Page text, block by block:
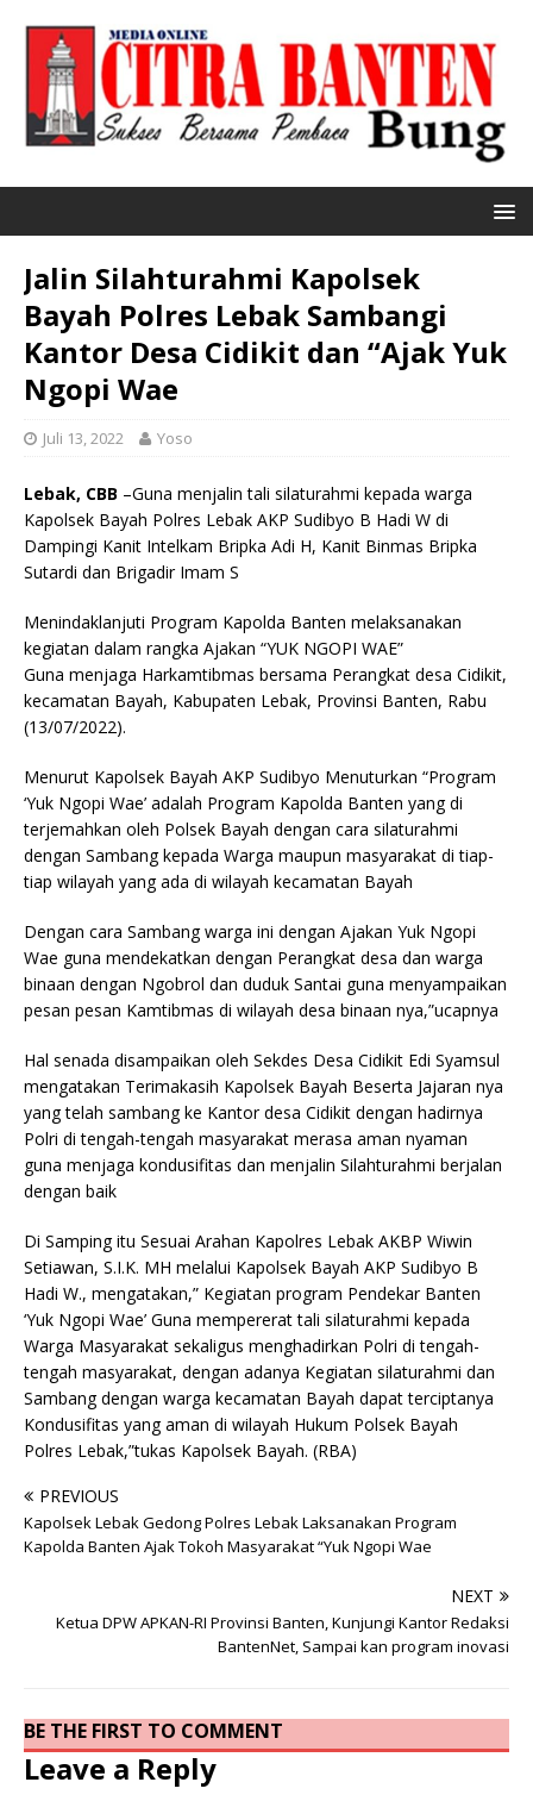
Jalin Silahturahmi Kapolsek
Bayah Polres Lebak Sambangi
Kantor Desa Cidikit dan “Ajak Yuk
Ngopi Wae
Juli 13, 2022 Yoso
Lebak, CBB –Guna menjalin tali silaturahmi kepada warga
Kapolsek Bayah Polres Lebak AKP Sudibyo B Hadi W di
Dampingi Kanit Intelkam Bripka Adi H, Kanit Binmas Bripka
Sutardi dan Brigadir Imam S
Menindaklanjuti Program Kapolda Banten melaksanakan
kegiatan dalam rangka Ajakan “YUK NGOPI WAE”
Guna menjaga Harkamtibmas bersama Perangkat desa Cidikit,
kecamatan Bayah, Kabupaten Lebak, Provinsi Banten, Rabu
(13/07/2022).
Menurut Kapolsek Bayah AKP Sudibyo Menuturkan “Program
‘Yuk Ngopi Wae’ adalah Program Kapolda Banten yang di
terjemahkan oleh Polsek Bayah dengan cara silaturahmi
dengan Sambang kepada Warga maupun masyarakat di tiap-
tiap wilayah yang ada di wilayah kecamatan Bayah
Dengan cara Sambang warga ini dengan Ajakan Yuk Ngopi
Wae guna mendekatkan dengan Perangkat desa dan warga
binaan dengan Ngobrol dan duduk Santai guna menyampaikan
pesan pesan Kamtibmas di wilayah desa binaan nya,”ucapnya
Hal senada disampaikan oleh Sekdes Desa Cidikit Edi Syamsul
mengatakan Terimakasih Kapolsek Bayah Beserta Jajaran nya
yang telah sambang ke Kantor desa Cidikit dengan hadirnya
Polri di tengah-tengah masyarakat merasa aman nyaman
guna menjaga kondusifitas dan menjalin Silahturahmi berjalan
dengan baik
Di Samping itu Sesuai Arahan Kapolres Lebak AKBP Wiwin
Setiawan, S.I.K. MH melalui Kapolsek Bayah AKP Sudibyo B
Hadi W., mengatakan,” Kegiatan program Pendekar Banten
‘Yuk Ngopi Wae’ Guna mempererat tali silaturahmi kepada
Warga Masyarakat sekaligus menghadirkan Polri di tengah-
tengah masyarakat, dengan adanya Kegiatan silaturahmi dan
Sambang dengan warga kecamatan Bayah dapat terciptanya
Kondusifitas yang aman di wilayah Hukum Polsek Bayah
Polres Lebak,”tukas Kapolsek Bayah. (RBA)
PREVIOUS
Kapolsek Lebak Gedong Polres Lebak Laksanakan Program
Kapolda Banten Ajak Tokoh Masyarakat “Yuk Ngopi Wae
NEXT
Ketua DPW APKAN-RI Provinsi Banten, Kunjungi Kantor Redaksi
BantenNet, Sampai kan program inovasi
BE THE FIRST TO COMMENT
Leave a Reply